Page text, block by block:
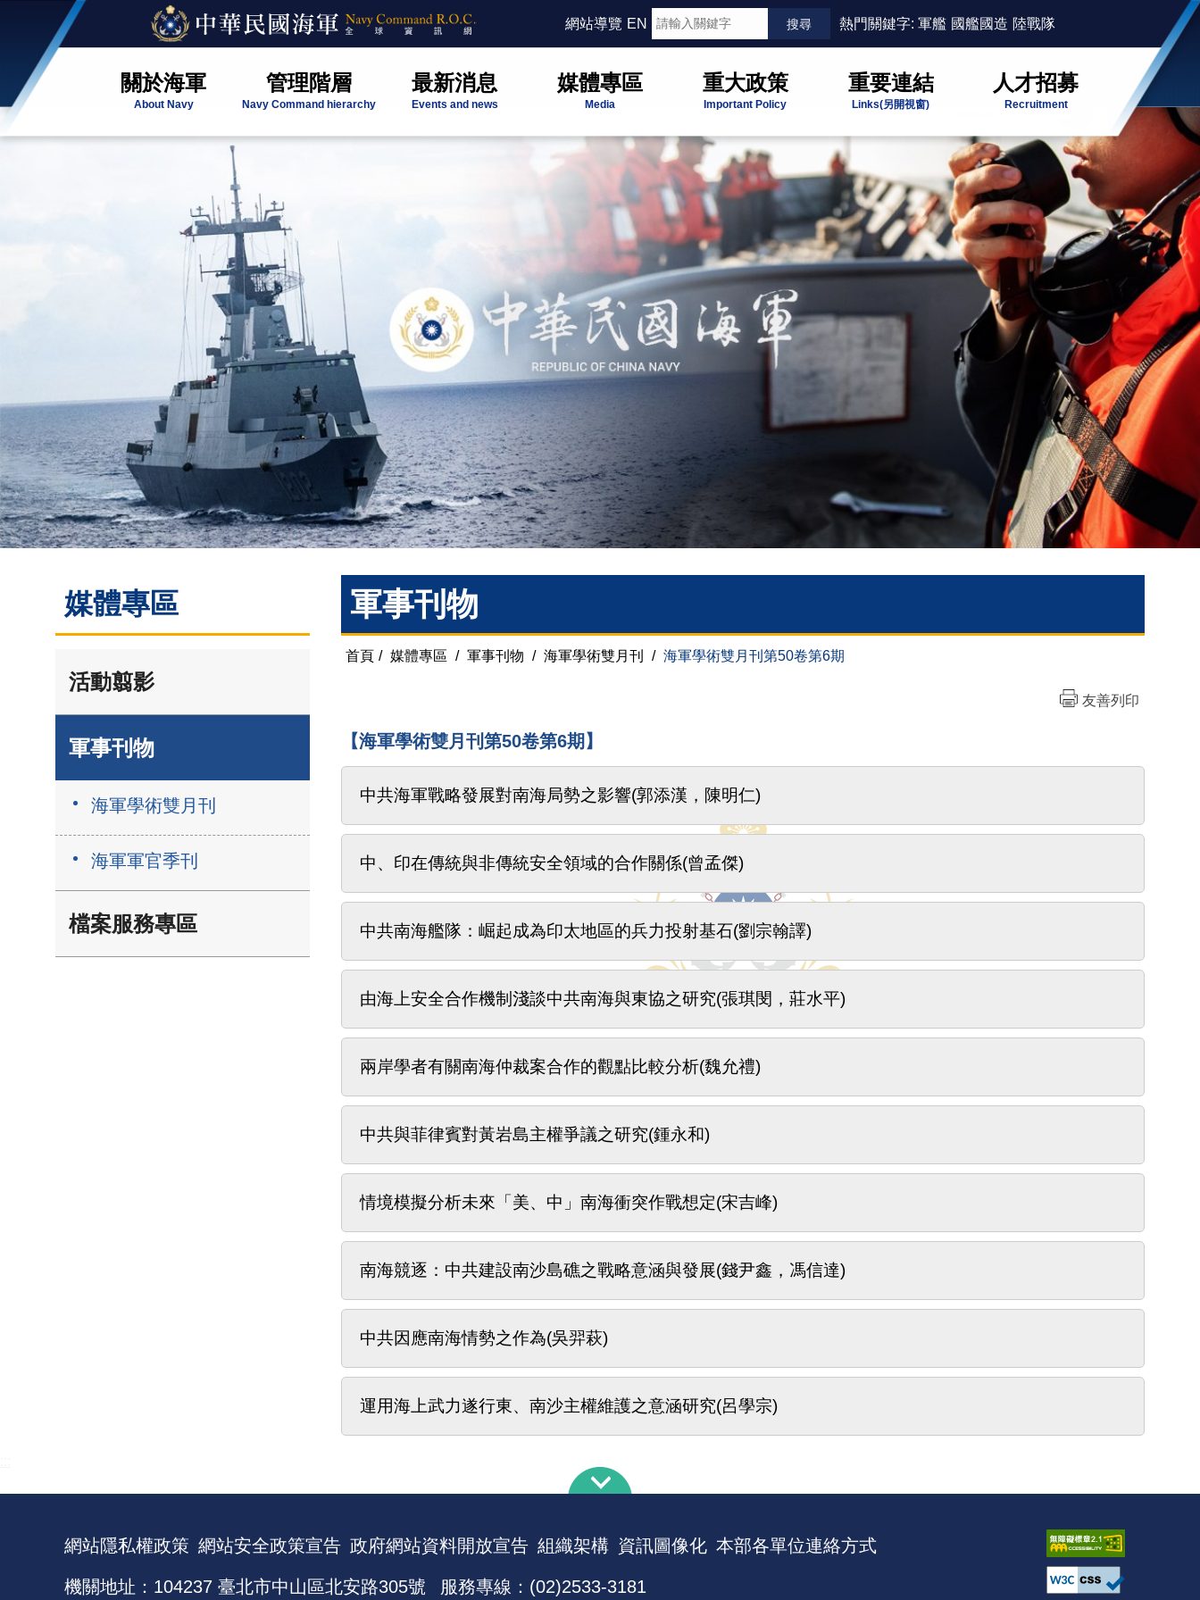
網站導覽 EN 熱門關鍵字: 軍艦 國艦國造 陸戰隊
關於海軍
About Navy
管理階層
Navy Command hierarchy
最新消息
Events and news
媒體專區
Media
重大政策
Important Policy
重要連結
Links(另開視窗)
人才招募
Recruitment
媒體專區
活動翦影
軍事刊物
海軍學術雙月刊
海軍軍官季刊
檔案服務專區
軍事刊物
首頁 / 媒體專區 / 軍事刊物 / 海軍學術雙月刊 / 海軍學術雙月刊第50卷第6期
友善列印
【海軍學術雙月刊第50卷第6期】
中共海軍戰略發展對南海局勢之影響(郭添漢，陳明仁)
中、印在傳統與非傳統安全領域的合作關係(曾孟傑)
中共南海艦隊：崛起成為印太地區的兵力投射基石(劉宗翰譯)
由海上安全合作機制淺談中共南海與東協之研究(張琪閔，莊水平)
兩岸學者有關南海仲裁案合作的觀點比較分析(魏允禮)
中共與菲律賓對黃岩島主權爭議之研究(鍾永和)
情境模擬分析未來「美、中」南海衝突作戰想定(宋吉峰)
南海競逐：中共建設南沙島礁之戰略意涵與發展(錢尹鑫，馮信達)
中共因應南海情勢之作為(吳羿萩)
運用海上武力遂行東、南沙主權維護之意涵研究(呂學宗)
網站隱私權政策 網站安全政策宣告 政府網站資料開放宣告 組織架構 資訊圖像化 本部各單位連絡方式
機關地址：104237 臺北市中山區北安路305號 服務專線：(02)2533-3181